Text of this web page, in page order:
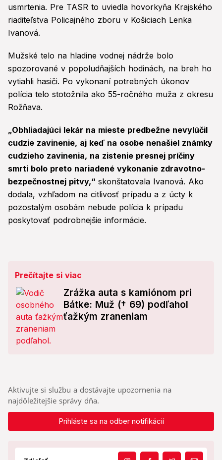
usmrtenia. Pre TASR to uviedla hovorkyňa Krajského
riaditeľstva Policajného zboru v Košiciach Lenka
Ivanová.
Mužské telo na hladine vodnej nádrže bolo
spozorované v popoludňajších hodinách, na breh ho
vytiahli hasiči. Po vykonaní potrebných úkonov
polícia telo stotožnila ako 55-ročného muža z okresu
Rožňava.
„Obhliadajúci lekár na mieste predbežne nevylúčil
cudzie zavinenie, aj keď na osobe nenašiel známky
cudzieho zavinenia, na zistenie presnej príčiny
smrti bolo preto nariadené vykonanie zdravotno-
bezpečnostnej pitvy,“ skonštatovala Ivanová. Ako
dodala, vzhľadom na citlivosť prípadu a z úcty k
pozostalým osobám nebude polícia k prípadu
poskytovať podrobnejšie informácie.
Prečítajte si viac
Zrážka auta s kamiónom pri
Bátke: Muž († 69) podľahol
ťažkým zraneniam
Aktivujte si službu a dostávajte upozornenia na
najdôležitejšie správy dňa.
Prihláste sa na odber notifikácií